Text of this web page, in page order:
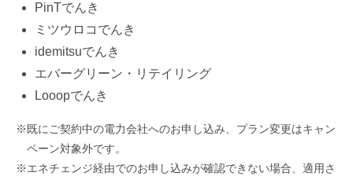
PinTでんき
ミツウロコでんき
idemitsuでんき
エバーグリーン・リテイリング
Looopでんき
既にご契約中の電力会社へのお申し込み、プラン変更はキャン
ペーン対象外です。
エネチェンジ経由でのお申し込みが確認できない場合、適用さ